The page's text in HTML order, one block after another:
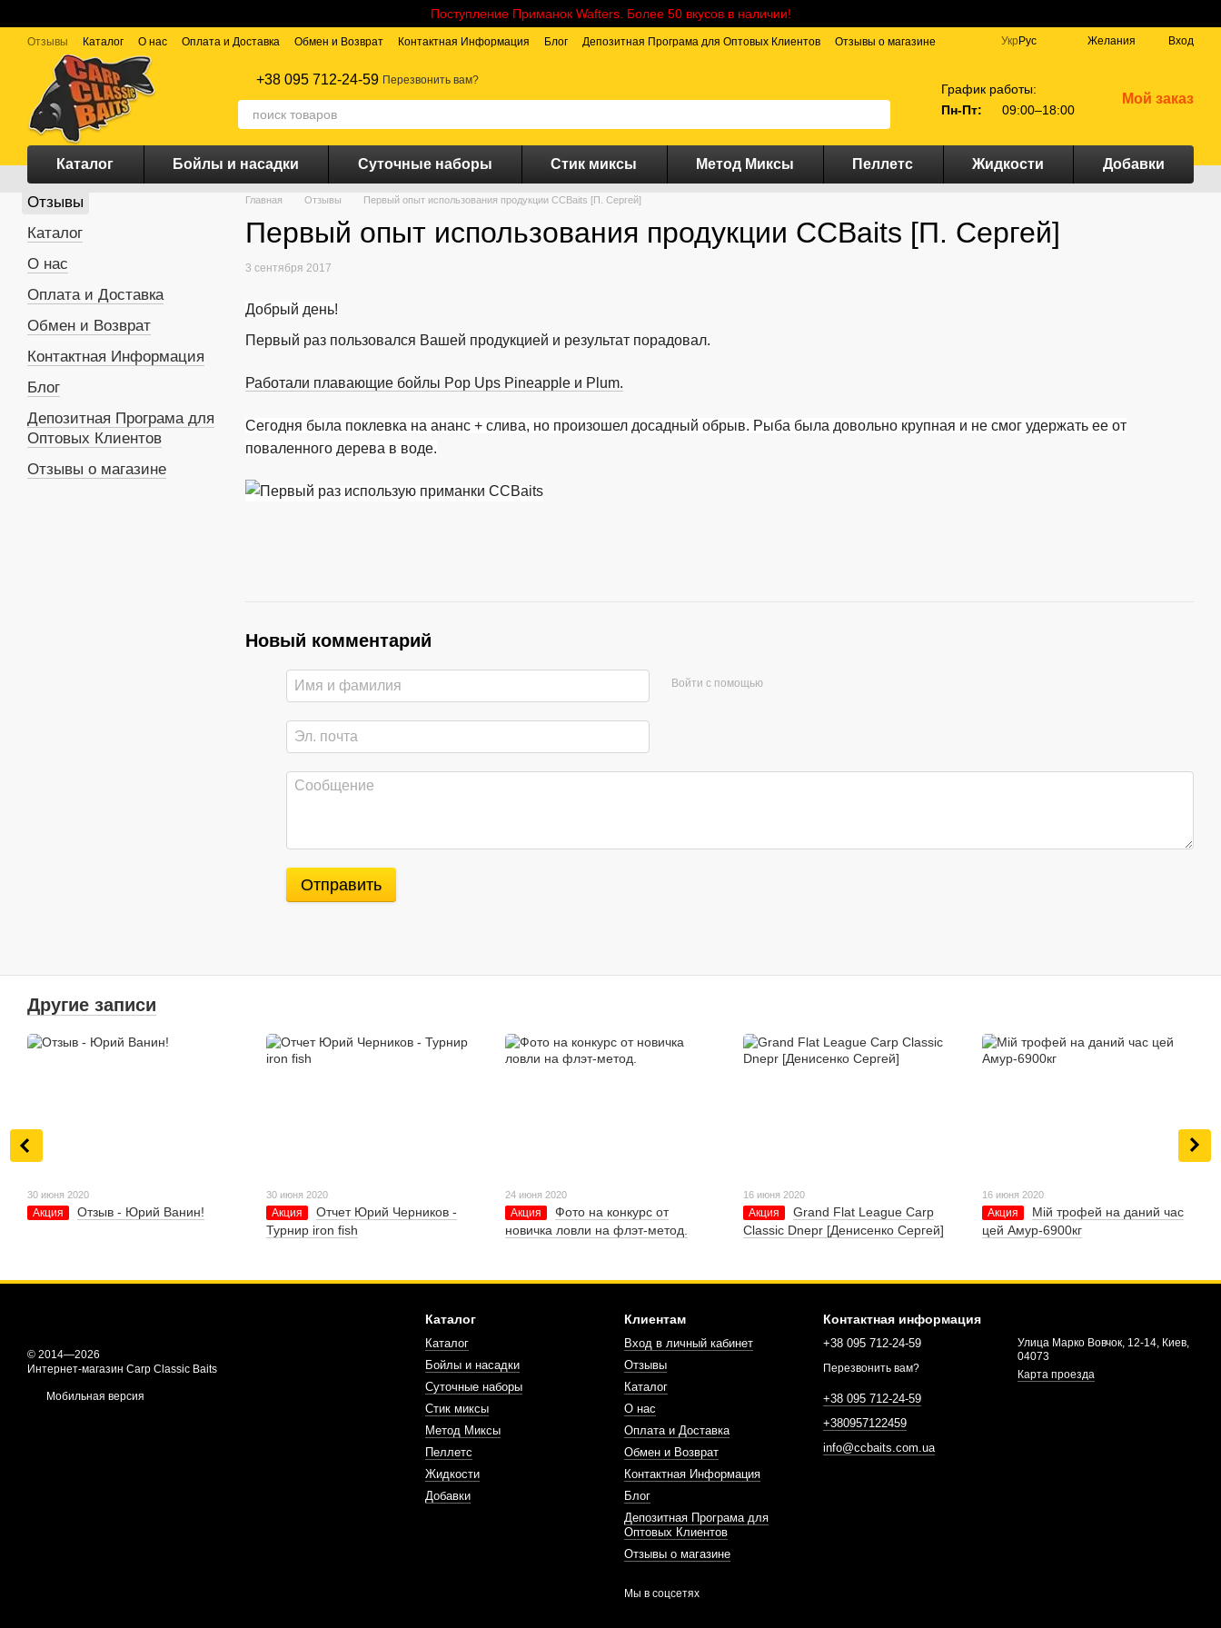
Поступление Приманок Wafters. Более 50 вкусов в наличии!
Отзывы Каталог О нас Оплата и Доставка Обмен и Возврат Контактная Информация Блог Депозитная Програма для Оптовых Клиентов Отзывы о магазине Укр Рус Желания Вход
+38 095 712-24-59 Перезвонить вам?
График работы:
Пн-Пт:
09:00–18:00
Мой заказ
Каталог Бойлы и насадки Суточные наборы Стик миксы Метод Миксы Пеллетс Жидкости Добавки
Главная Отзывы Первый опыт использования продукции CCBaits [П. Сергей]
Первый опыт использования продукции CCBaits [П. Сергей]
3 сентября 2017
Добрый день!
Первый раз пользовался Вашей продукцией и результат порадовал.
Работали плавающие бойлы Pop Ups Pineapple и Plum.
Cегодня была поклевка на ананс + слива, но произошел досадный обрыв. Рыба была довольно крупная и не смог удержать ее от
поваленного дерева в воде.
Новый комментарий
Войти с помощью
Отправить
Отзывы
Каталог
О нас
Оплата и Доставка
Обмен и Возврат
Контактная Информация
Блог
Депозитная Програма для
Оптовых Клиентов
Отзывы о магазине
Другие записи
30 июня 2020
Акция Отзыв - Юрий Ванин!
30 июня 2020
Акция
Отчет Юрий Черников -
Турнир iron fish
24 июня 2020
Акция
Фото на конкурс от
новичка ловли на флэт-метод.
16 июня 2020
Акция
Grand Flat League Carp
Classic Dnepr [Денисенко Сергей]
16 июня 2020
Акция
Мій трофей на даний час
цей Амур-6900кг
© 2014—2026
Интернет-магазин Carp Classic Baits
Мобильная версия
Каталог
Каталог
Бойлы и насадки
Суточные наборы
Стик миксы
Метод Миксы
Пеллетс
Жидкости
Добавки
Клиентам
Вход в личный кабинет
Отзывы
Каталог
О нас
Оплата и Доставка
Обмен и Возврат
Контактная Информация
Блог
Депозитная Програма для
Оптовых Клиентов
Отзывы о магазине
Мы в соцсетях
Контактная информация
+38 095 712-24-59
Перезвонить вам?
+38 095 712-24-59
+380957122459
info@ccbaits.com.ua
Улица Марко Вовчок, 12-14, Киев,
04073
Карта проезда